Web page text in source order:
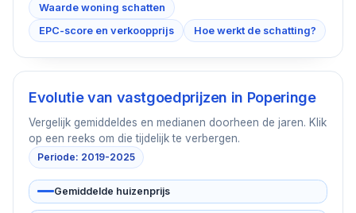
Waarde woning schatten
EPC-score en verkoopprijs
Hoe werkt de schatting?
Evolutie van vastgoedprijzen in Poperinge
Vergelijk gemiddeldes en medianen doorheen de jaren. Klik
op een reeks om die tijdelijk te verbergen.
Periode: 2019-2025
Gemiddelde huizenprijs